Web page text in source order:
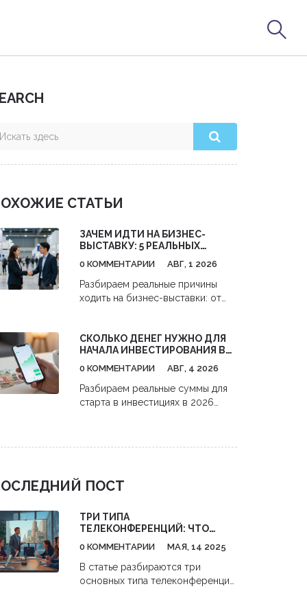
СТАТЬИ
ЗАЧЕМ ИДТИ НА БИЗНЕС-
ВЫСТАВКУ: 5 РЕАЛЬНЫХ
0 КОММЕНТАРИИ АВГ, 1 2026
Разбираем реальные причины
ходить на бизнес-выставки: от
советы, как получить максимум
пользы и окупить затраты.
СКОЛЬКО ДЕНЕГ НУЖНО ДЛЯ
НАЧАЛА ИНВЕСТИРОВАНИЯ В
СТРАТЕГИИ С НУЛЯ
0 КОММЕНТАРИИ АВГ, 4 2026
Разбираем реальные суммы для
старта в инвестициях в 2026
ПОСТ
ТРИ ТИПА
ТЕЛЕКОНФЕРЕНЦИЙ: ЧТО
0 КОММЕНТАРИИ МАЯ, 14 2025
В статье разбираются три
основных типа телеконференций,